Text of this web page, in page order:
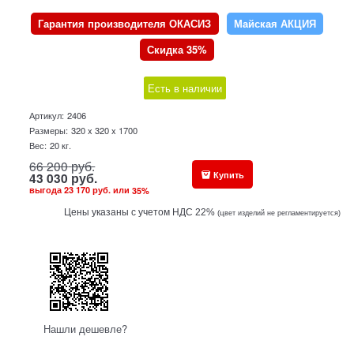
Гарантия производителя ОКАСИЗ
Майская АКЦИЯ
Скидка 35%
Есть в наличии
Артикул: 2406
Размеры: 320 x 320 x 1700
Вес: 20кг.
66 200руб.
43 030 руб.
выгода23 170 руб. или35%
Купить
Цены указаны с учетом НДС 22%(цвет изделий не регламентируется)
Нашли дешевле?